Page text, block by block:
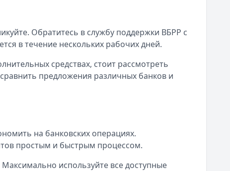
Обратитесь в службу поддержки ВБРР с
в течение нескольких рабочих дней.
средствах, стоит рассмотреть
предложения различных банков и
на банковских операциях.
простым и быстрым процессом.
используйте все доступные